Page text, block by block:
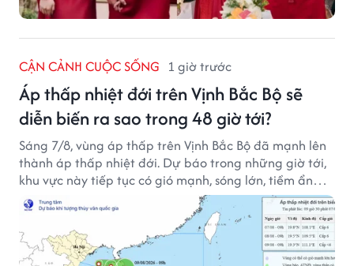
CẬN CẢNH CUỘC SỐNG 1 giờ trước
Áp thấp nhiệt đới trên Vịnh Bắc Bộ sẽ
diễn biến ra sao trong 48 giờ tới?
Sáng 7/8, vùng áp thấp trên Vịnh Bắc Bộ đã mạnh lên
thành áp thấp nhiệt đới. Dự báo trong những giờ tới,
khu vực này tiếp tục có gió mạnh, sóng lớn, tiềm ẩn
nhiều nguy cơ đối với hoạt động của tàu thuyền trên
biển.